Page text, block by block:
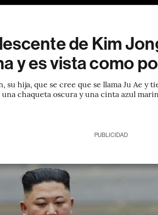
de Kim
y es vista como
su hija, que se cree que se llama Ju Ae y
chaqueta oscura y una cinta azul
PUBLICIDAD